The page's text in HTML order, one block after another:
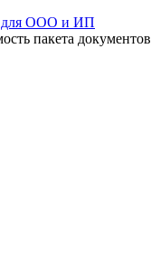
пакета документов